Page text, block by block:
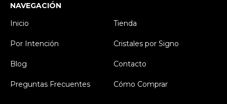
NAVEGACIÓN
Inicio
Tienda
Por Intención Cristales por Signo
Blog Contacto
Preguntas Frecuentes Cómo Comprar